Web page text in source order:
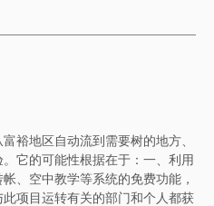
裕地区自动流到需要树的地方、
它的可能性根据在于：一、利用
、空中教学等系统的免费功能，
项目运转有关的部门和个人都获